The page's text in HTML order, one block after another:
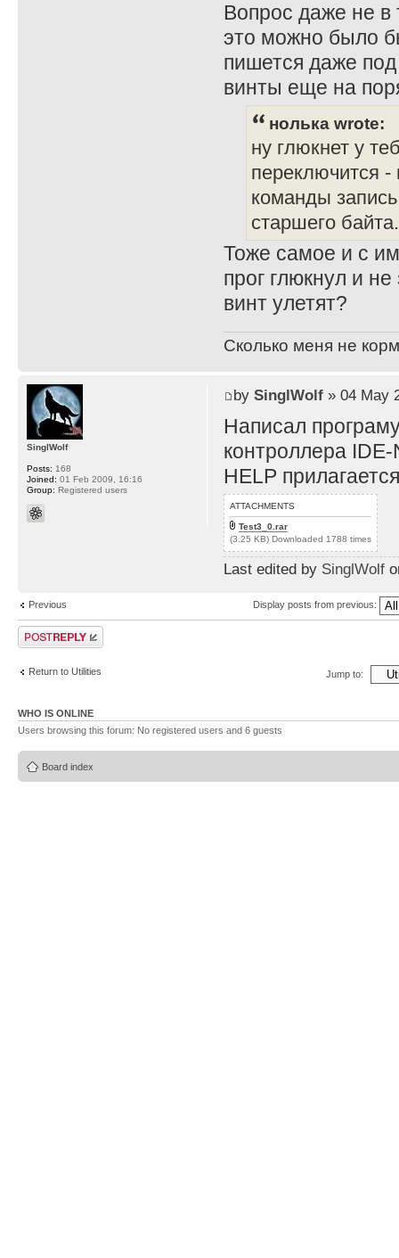
Вопрос даже не в
это можно было
пишется даже
винты еще на
нолька wrote:
ну глюкнет у
переключится
команды
старшего байта.
Тоже самое и с
прог глюкнул и
винт улетят?
Сколько меня не
by SinglWolf» 04 May
Написал
контроллера IDE-
HELP
ATTACHMENTS
Test3_0.rar
(3.25 KB) Downloaded 1788 times
Last edited by SinglWolf
SinglWolf
Posts: 168
Joined: 01 Feb 2009, 16:16
Group: Registered users
Previous Display posts from previous:
Post a reply
Return to Utilities Jump to:
WHO IS ONLINE
Users browsing this forum: No registered users and 6 guests
Board index